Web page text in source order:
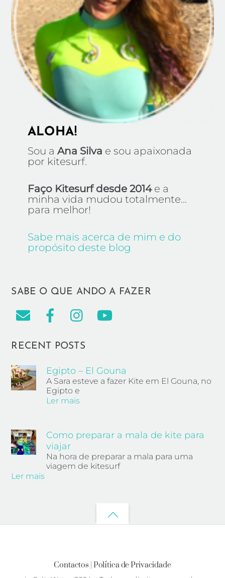
ALOHA!
Sou a Ana Silva e sou apaixonada
por kitesurf.
Faço Kitesurf desde 2014e a
minha vida mudou totalmente...
para melhor!
Sabe mais acerca de mim e do
propósito deste blog
SABE O QUE ANDO A FAZER
RECENT POSTS
Egipto – El Gouna
A Sara esteve a fazer Kite em El Gouna, no
Egipto e
Ler mais
Como preparar a mala de kite para
viajar
Na hora de preparar a mala para uma
viagem de kitesurf
Ler mais
Back
Contactos |Política de Privacidade